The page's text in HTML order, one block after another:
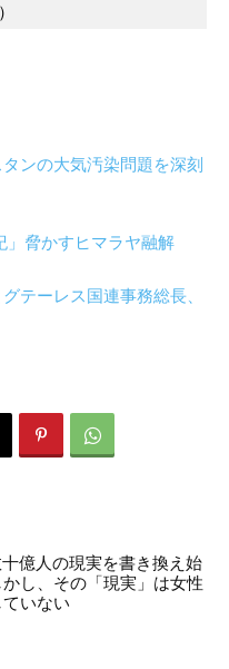
）
ンの大気汚染問題を深刻
」脅かすヒマラヤ融解
テーレス国連事務総長、
億人の現実を書き換え始
し、その「現実」は女性
いない